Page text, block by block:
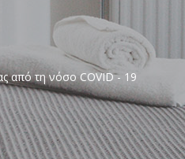
από τη νόσο COVID - 19